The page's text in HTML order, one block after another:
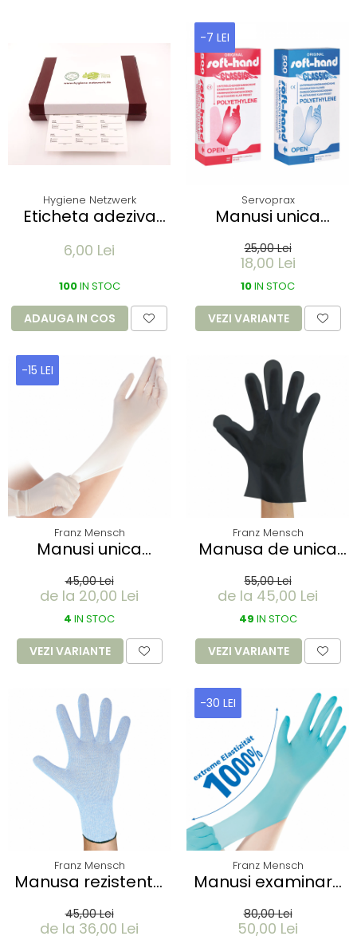
inkjet, laser
Hygiene Netzwerk
Eticheta adeziva
printabila - format
mm, 21 bucati -
inkjet, laser
6,00 Lei
100IN STOC
ADAUGA IN COS
-7 LEI
Servoprax
Manusi unica
POLY - din
polietilena marime
femei / barbati-
500 buc
25,00 Lei
18,00 Lei
10IN STOC
VEZI VARIANTE
-15 LEI
Franz Mensch
Manusi unica
- nitril fara pudra -
24 cm - marime XS
albastru - 100 buc
45,00 Lei
de la 20,00 Lei
4 IN STOC
VEZI VARIANTE
Franz Mensch
Manusa de unica
Thermosoft din TPE
(elastomer
termoplastic)
marime XL - fara
pudra - culoare
55,00 Lei
de la 45,00 Lei
49 IN STOC
VEZI VARIANTE
Franz Mensch
Manusa rezistenta
ALLFOOD SENSITIVE
45,00 Lei
de la 36,00 Lei
-30 LEI
Franz Mensch
Manusi examinare
neoprene fara
80,00 Lei
50,00 Lei